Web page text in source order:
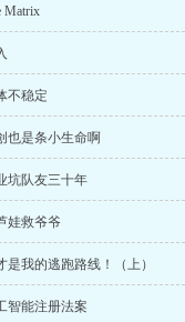
Matrix
不稳定
也是条小生命啊
坑队友三十年
娃救爷爷
是我的逃跑路线！（上）
智能注册法案